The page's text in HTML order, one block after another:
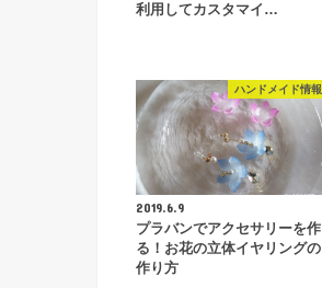
利用してカスタマイ…
ハンドメイド情報
2019.6.9
プラバンでアクセサリーを作
る！お花の立体イヤリングの
作り方